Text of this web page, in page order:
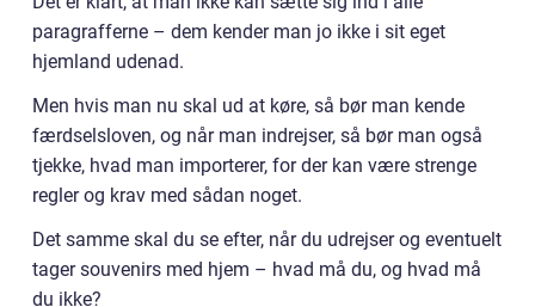
paragrafferne – dem kender man jo ikke i sit eget
hjemland udenad.
Men hvis man nu skal ud at køre, så bør man kende
færdselsloven, og når man indrejser, så bør man også
tjekke, hvad man importerer, for der kan være strenge
regler og krav med sådan noget.
Det samme skal du se efter, når du udrejser og eventuelt
tager souvenirs med hjem – hvad må du, og hvad må
du ikke?